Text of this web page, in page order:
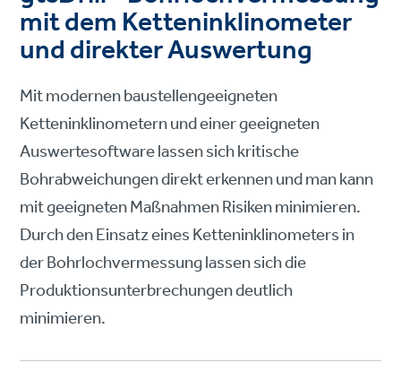
mit dem Ketteninklinometer
und direkter Auswertung
Mit modernen baustellengeeigneten
Ketteninklinometern und einer geeigneten
Auswertesoftware lassen sich kritische
Bohrabweichungen direkt erkennen und man kann
mit geeigneten Maßnahmen Risiken minimieren.
Durch den Einsatz eines Ketteninklinometers in
der Bohrlochvermessung lassen sich die
Produktionsunterbrechungen deutlich
minimieren.